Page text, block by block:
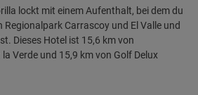
lockt mit einem Aufenthalt, bei dem du
Carrascoy und El Valle und
Dieses Hotel ist 15,6 km von
Verde und 15,9 km von Golf Delux